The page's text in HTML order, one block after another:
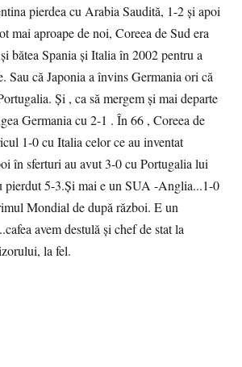
pierdea cu Arabia Saudită, 1-2 și apoi
mai aproape de noi, Coreea de Sud era
bătea Spania și Italia în 2002 pentru a
Sau că Japonia a învins Germania ori că
Și , ca să mergem și mai departe
Germania cu 2-1 . În 66 , Coreea de
1-0 cu Italia celor ce au inventat
în sferturi au avut 3-0 cu Portugalia lui
pierdut 5-3.Și mai e un SUA -Anglia...1-0
Mondial de după război. E un
avem destulă și chef de stat la
la fel.